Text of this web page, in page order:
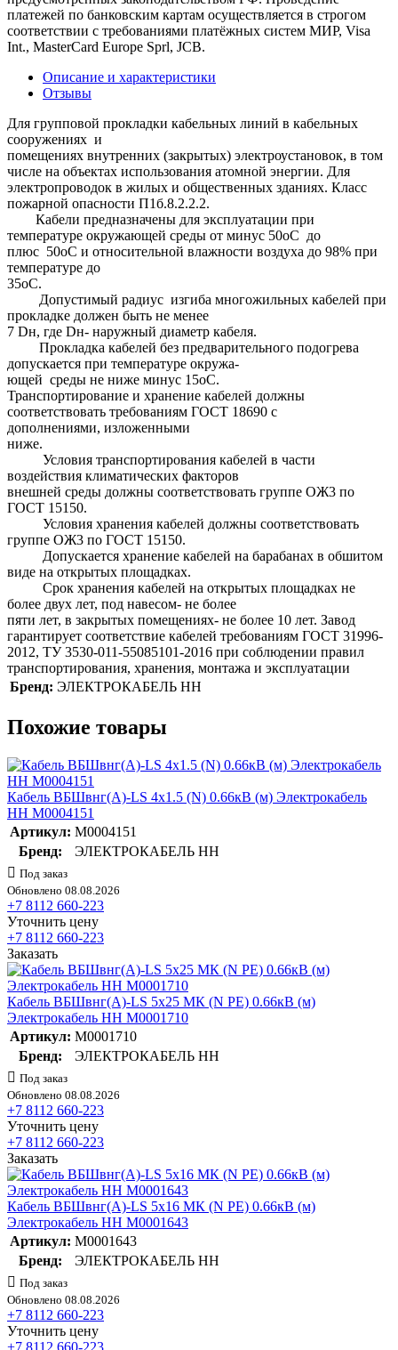
платежей по банковским картам осуществляется в строгом
соответствии с требованиями платёжных систем МИР, Visa
Int., MasterCard Europe Sprl, JCB.
Описание и характеристики
Отзывы
Для групповой прокладки кабельных линий в кабельных
сооружениях и
помещениях внутренних (закрытых) электроустановок, в том
числе на объектах использования атомной энергии. Для
электропроводок в жилых и общественных зданиях. Класс
пожарной опасности П1б.8.2.2.2.
Кабели предназначены для эксплуатации при
температуре окружающей среды от минус 50оС до
плюс 50оС и относительной влажности воздуха до 98% при
температуре до
Допустимый радиус изгиба многожильных кабелей при
прокладке должен быть не менее
7 Dн, где Dн- наружный диаметр кабеля.
Прокладка кабелей без предварительного подогрева
допускается при температуре окружа-
ющей среды не ниже минус 15оС.
Транспортирование и хранение кабелей должны
соответствовать требованиям ГОСТ 18690 с
дополнениями, изложенными
Условия транспортирования кабелей в части
воздействия климатических факторов
внешней среды должны соответствовать группе ОЖ3 по
ГОСТ 15150.
Условия хранения кабелей должны соответствовать
группе ОЖ3 по ГОСТ 15150.
Допускается хранение кабелей на барабанах в обшитом
виде на открытых площадках.
Срок хранения кабелей на открытых площадках не
более двух лет, под навесом- не более
пяти лет, в закрытых помещениях- не более 10 лет. Завод
гарантирует соответствие кабелей требованиям ГОСТ 31996-
2012, ТУ 3530-011-55085101-2016 при соблюдении правил
транспортирования, хранения, монтажа и эксплуатации
Бренд: ЭЛЕКТРОКАБЕЛЬ НН
Похожие товары
Кабель ВБШвнг(А)-LS 4х1.5 (N) 0.66кВ (м) Электрокабель
НН M0004151
Артикул: M0004151
Бренд:
ЭЛЕКТРОКАБЕЛЬ НН
Под заказ
Обновлено 08.08.2026
+7 8112 660-223
Уточнить цену
+7 8112 660-223
Заказать
Кабель ВБШвнг(А)-LS 5х25 МК (N PE) 0.66кВ (м)
Электрокабель НН M0001710
Артикул: M0001710
Бренд:
ЭЛЕКТРОКАБЕЛЬ НН
Под заказ
Обновлено 08.08.2026
+7 8112 660-223
Уточнить цену
+7 8112 660-223
Заказать
Кабель ВБШвнг(А)-LS 5х16 МК (N PE) 0.66кВ (м)
Электрокабель НН M0001643
Артикул: M0001643
Бренд:
ЭЛЕКТРОКАБЕЛЬ НН
Под заказ
Обновлено 08.08.2026
+7 8112 660-223
Уточнить цену
+7 8112 660-223